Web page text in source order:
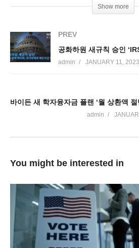
Show more
PREV
admin JANUARY 11, 2023
admin
You might be interested in